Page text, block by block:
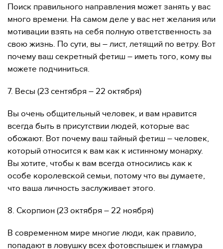
Поиск правильного направления может занять у вас
много времени. На самом деле у вас нет желания или
мотивации взять на себя полную ответственность за
свою жизнь. По сути, вы – лист, летящий по ветру. Вот
почему ваш секретный фетиш – иметь того, кому вы
можете подчиниться.
7. Весы (23 сентября – 22 октября)
Вы очень общительный человек, и вам нравится
всегда быть в присутствии людей, которые вас
обожают. Вот почему ваш тайный фетиш – человек,
который относится к вам как к истинному монарху.
Вы хотите, чтобы к вам всегда относились как к
особе королевской семьи, потому что вы думаете,
что ваша личность заслуживает этого.
8. Скорпион (23 октября – 22 ноября)
В современном мире многие люди, как правило,
попадают в ловушку всех фотовспышек и гламура